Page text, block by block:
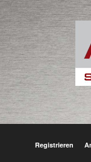
Registrieren